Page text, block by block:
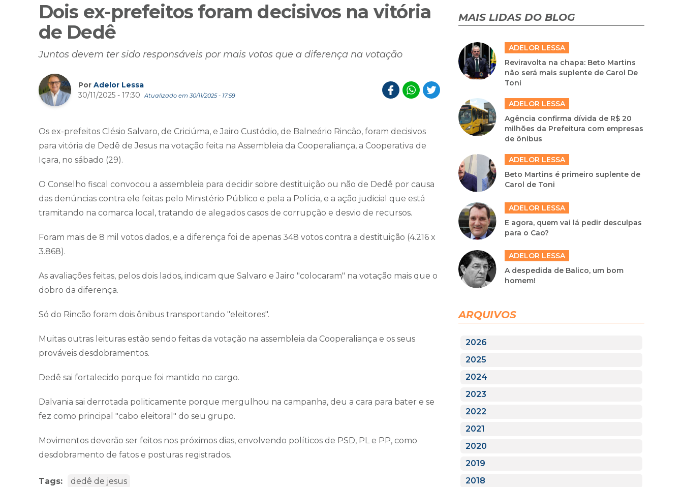
Dois ex-prefeitos foram decisivos na vitória
de Dedê
Juntos devem ter sido responsáveis por mais votos que a diferença na votação
Por Adelor Lessa
30/11/2025 - 17:30
Atualizado em 30/11/2025 - 17:59
Os ex-prefeitos Clésio Salvaro, de Criciúma, e Jairo Custódio, de Balneário Rincão, foram decisivos
para vitória de Dedê de Jesus na votação feita na Assembleia da Cooperaliança, a Cooperativa de
Içara, no sábado (29).
O Conselho fiscal convocou a assembleia para decidir sobre destituição ou não de Dedê por causa
das denúncias contra ele feitas pelo Ministério Público e pela a Polícia, e a ação judicial que está
tramitando na comarca local, tratando de alegados casos de corrupção e desvio de recursos.
Foram mais de 8 mil votos dados, e a diferença foi de apenas 348 votos contra a destituição (4.216 x
3.868).
As avaliações feitas, pelos dois lados, indicam que Salvaro e Jairo "colocaram" na votação mais que o
dobro da diferença.
Só do Rincão foram dois ônibus transportando "eleitores".
Muitas outras leituras estão sendo feitas da votação na assembleia da Cooperaliança e os seus
prováveis desdobramentos.
Dedê sai fortalecido porque foi mantido no cargo.
Dalvania sai derrotada politicamente porque mergulhou na campanha, deu a cara para bater e se
fez como principal "cabo eleitoral" do seu grupo.
Movimentos deverão ser feitos nos próximos dias, envolvendo políticos de PSD, PL e PP, como
desdobramento de fatos e posturas registrados.
Tags: dedê de jesus
MAIS LIDAS DO BLOG
ADELOR LESSA
Reviravolta na chapa: Beto Martins
não será mais suplente de Carol De
Toni
ADELOR LESSA
Agência confirma dívida de R$ 20
milhões da Prefeitura com empresas
de ônibus
ADELOR LESSA
Beto Martins é primeiro suplente de
Carol de Toni
ADELOR LESSA
E agora, quem vai lá pedir desculpas
para o Cao?
ADELOR LESSA
A despedida de Balico, um bom
homem!
ARQUIVOS
2026
2025
2024
2023
2022
2021
2020
2019
2018